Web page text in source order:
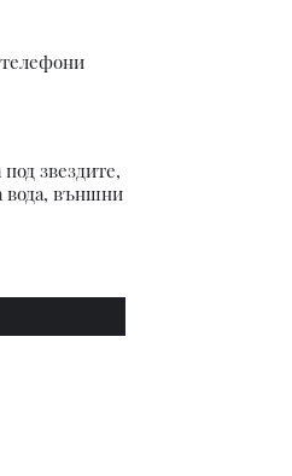
звездите,
вода, външни